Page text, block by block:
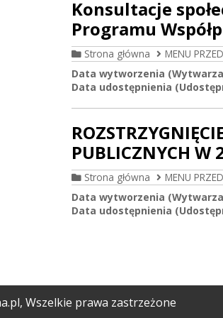
Konsultacje
Programu
Strona główna MENU
Data wytworzenia
Data udostępnienia
PUBLICZNYCH W
Strona główna MENU
Data wytworzenia
Data udostępnienia
Wszelkie prawa zastrzeżone